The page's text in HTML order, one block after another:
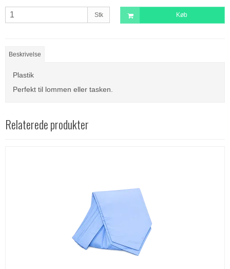
Stk Køb
Beskrivelse
Plastik
Perfekt til lommen eller tasken.
Relaterede produkter